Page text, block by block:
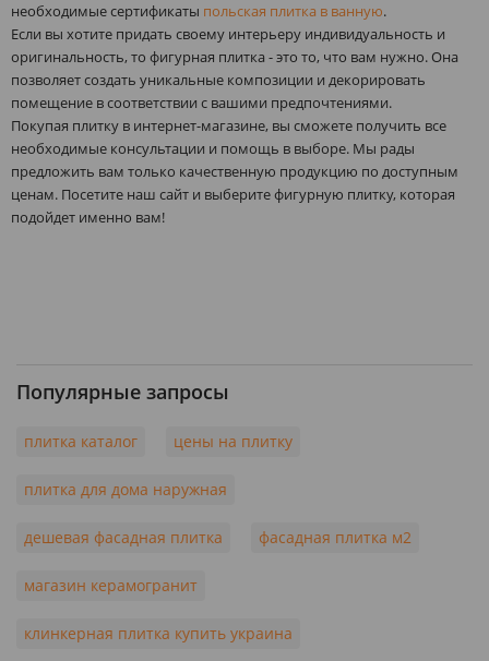
необходимые сертификаты польская плитка в ванную.
Если вы хотите придать своему интерьеру индивидуальность и
оригинальность, то фигурная плитка - это то, что вам нужно. Она
позволяет создать уникальные композиции и декорировать
помещение в соответствии с вашими предпочтениями.
Покупая плитку в интернет-магазине, вы сможете получить все
необходимые консультации и помощь в выборе. Мы рады
предложить вам только качественную продукцию по доступным
ценам. Посетите наш сайт и выберите фигурную плитку, которая
подойдет именно вам!
Популярные запросы
плитка каталог цены на плитку
плитка для дома наружная
дешевая фасадная плитка фасадная плитка м2
магазин керамогранит
клинкерная плитка купить украина